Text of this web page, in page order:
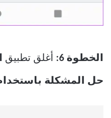
الخطوة 6: أغلق تطبيق
حل المشكلة